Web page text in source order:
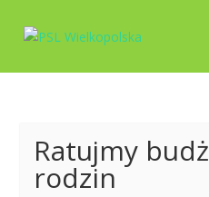
Ratujmy
rodzin